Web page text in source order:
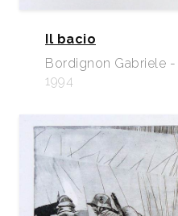
Il bacio
Bordignon Gabriele -
1994